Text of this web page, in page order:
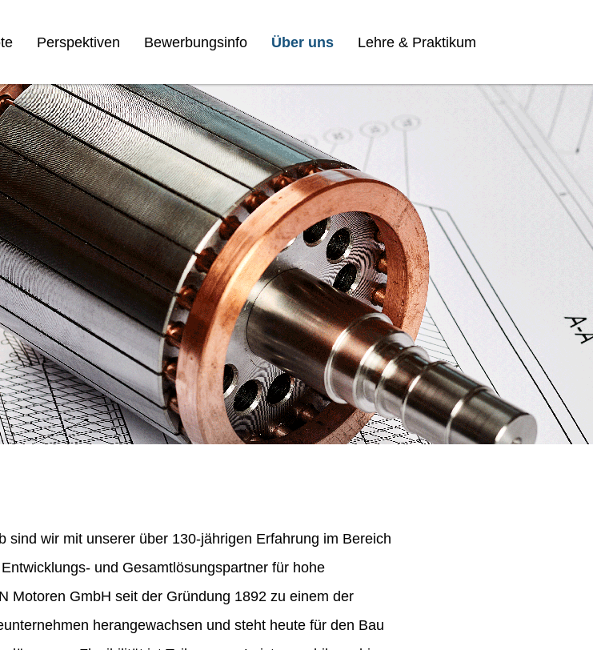
Perspektiven Bewerbungsinfo Über uns Lehre & Praktikum
sind wir mit unserer über 130-jährigen Erfahrung im Bereich
und Gesamtlösungspartner für hohe
Motoren GmbH seit der Gründung 1892 zu einem der
herangewachsen und steht heute für den Bau